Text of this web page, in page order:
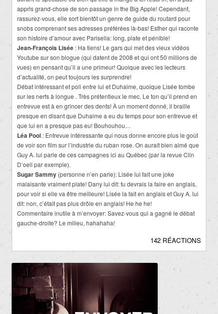
appris grand-chose de son passage in the Big Apple! Cependant,
rassurez-vous, elle sort bientôt un genre de guide du routard pour
snobs comprenant ses adresses préférées là-bas! Esther qui raconte
son histoire d’amour avec Parisella: long, plate et pénible!
Jean-François Lisée : Ha tiens! Le gars qui met des vieux vidéos
Youtube sur son blogue (qui datent de 2008 et qui ont 50 millions de
vues) en pensant qu’il a une primeur! Quoique avec les lecteurs
d’actualité, on peut toujours les surprendre!
Débat intéressant et poli entre lui et Duhaime, quoique Lisée tombe
sur les nerfs à longue . Très prétentieux le mec. Le ton qu’il prend en
entrevue est à en grincer des dents! À un moment donné, il braille
presque en disant que Duhaime a eu du temps pour son entrevue et
que lui en a presque pas eu! Bouhouhou…
Léa Pool : Entrevue intéressante qui nous donne encore plus le goût
de voir son film sur l’industrie du ruban rose. On aurait bien aimé que
Guy A. lui parle de ces campagnes ici au Québec (par la revue Clin
D’oeil par exemple).
Sugar Sammy (personne n’en parle): Lisée lui fait une joke
malaisante vraiment plate! Dany lui dit: tu devrais la faire en anglais,
pour voir si elle va être meilleure! Lisée la fait en anglais et Guy A. lui
dit: non, c’était pas plus drôle en anglais! He he he!
Commentaire inutile à m’envoyer: Savez-vous qui a gagné le débat
gauche-droite? Le milieu, hahahaha!
142 RÉACTIONS